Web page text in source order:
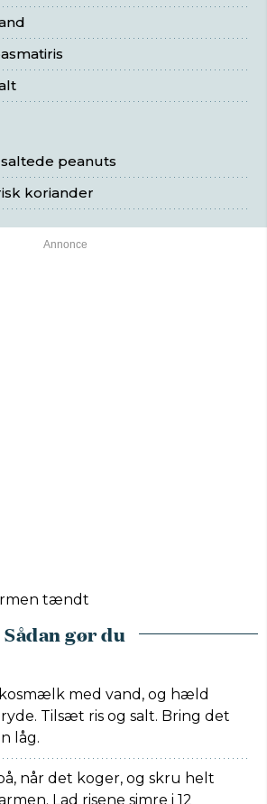
peanuts
koriander
tændt
Sådan gør du
med vand, og hæld
Tilsæt ris og salt. Bring det
låg.
når det koger, og skru helt
Lad risene simre i 12